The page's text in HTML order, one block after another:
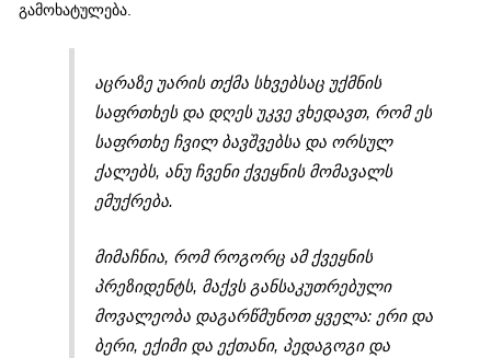
გამოხატულება.
აცრაზე უარის თქმა სხვებსაც უქმნის
საფრთხეს და დღეს უკვე ვხედავთ, რომ ეს
საფრთხე ჩვილ ბავშვებსა და ორსულ
ქალებს, ანუ ჩვენი ქვეყნის მომავალს
ემუქრება.
მიმაჩნია, რომ როგორც ამ ქვეყნის
პრეზიდენტს, მაქვს განსაკუთრებული
მოვალეობა დაგარწმუნოთ ყველა: ერი და
ბერი, ექიმი და ექთანი, პედაგოგი და